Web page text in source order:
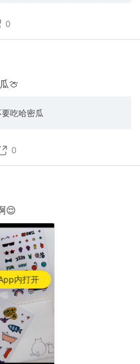
内打开
欢的一部电影（真实纪录片）。
拜年代，展现着人类对未来的
被发现。（我的朋友圈封面来
宇航员对地面说: “Houston,
）
这样一家伟大的由嬉皮士组
么被一辆没有品味残酷无情的微
叹历史不过是不断重复的未完
，播客非常适合用来聊武侠，
电子竞技，这期让我回忆起偷
和手电筒
episode/
：MOO，有品味的编辑歌单
歌曲算法推荐），有品味的设计
共享的版权，让我不用在QQ音
结了
cn/app/
： 微信的「拍一拍」，简单地
老婆催下班，提醒朋友回复，表
双鞋： HOKA
Opening Ceremony，今年为了
分娩。医生把妹妹从我身体里扯
0
🍈
吃哈密瓜
0
😌